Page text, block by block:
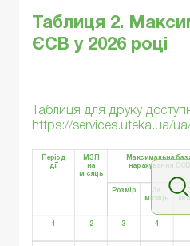
Таблиця 2.
ЄСВ у 2026 році
Таблиця для друку
https://services.uteka.ua/
Період
дії
МЗП
на
місяць
Максимальна
нарахування ЄСВ
Розмір За
місяць
1 2 3 4